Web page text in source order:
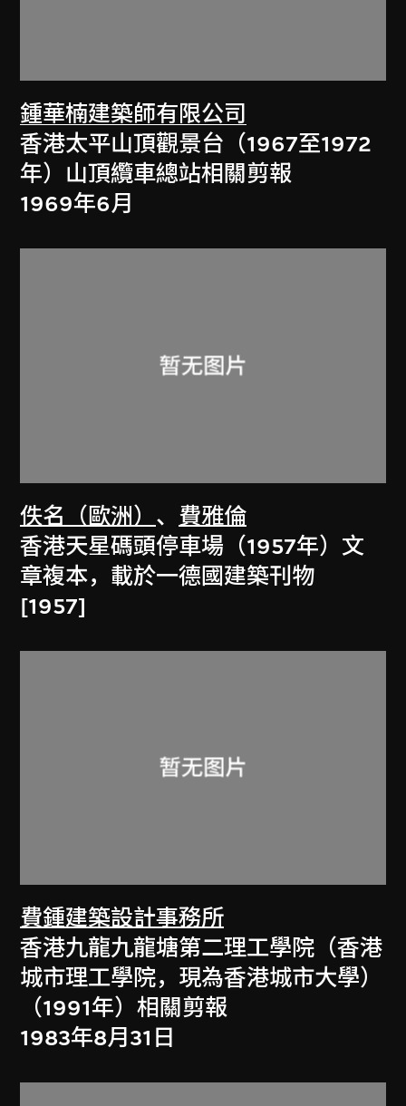
鍾華楠建築師有限公司
香港太平山頂觀景台（1967至1972
年）山頂纜車總站相關剪報
1969年6月
佚名（歐洲） 、 費雅倫
香港天星碼頭停車場（1957年）文
章複本，載於一德國建築刊物
[1957]
費鍾建築設計事務所
香港九龍九龍塘第二理工學院（香港
城市理工學院，現為香港城市大學）
（1991年）相關剪報
1983年8月31日